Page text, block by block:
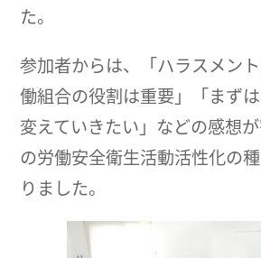
た。
参加者からは、「ハラスメン
働組合の役割は重要」「まず
変えていきたい」などの感想
の労働安全衛生活動活性化の
りました。